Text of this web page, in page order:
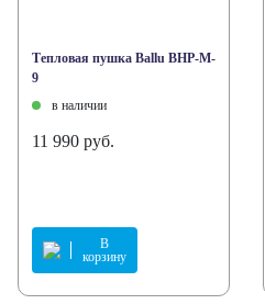
Тепловая пушка Ballu BHP-M-
9
в наличии
11 990 руб.
В
корзину